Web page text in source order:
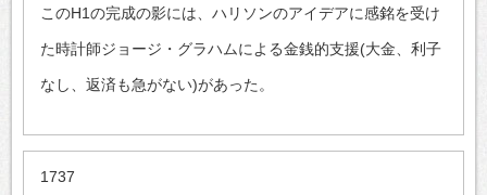
このH1の完成の影には、ハリソンのアイデアに感銘を受け
た時計師ジョージ・グラハムによる金銭的支援(大金、利子
なし、返済も急がない)があった。
1737